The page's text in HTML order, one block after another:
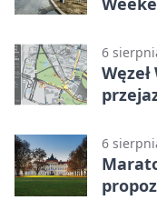
6
6